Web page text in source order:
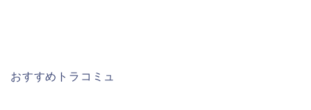
おすすめトラコミュ